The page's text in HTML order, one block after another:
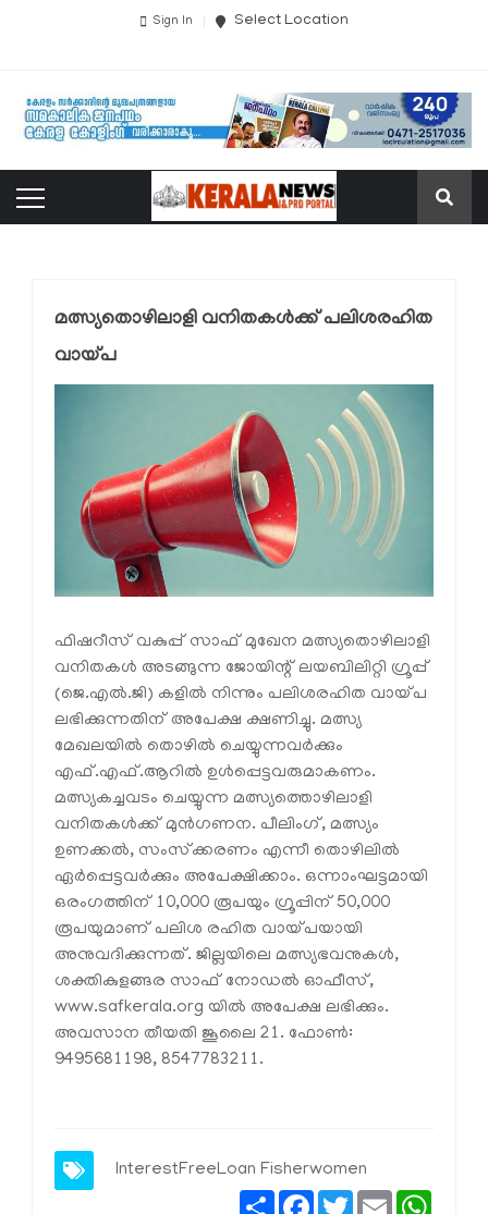
Sign In Select Location
മത്സ്യതൊഴിലാളി വനിതകൾക്ക് പലിശരഹിത
വായ്പ
ഫിഷറീസ് വകുപ്പ് സാഫ് മുഖേന മത്സ്യതൊഴിലാളി
വനിതകൾ അടങ്ങുന്ന ജോയിന്റ് ലയബിലിറ്റി ഗ്രൂപ്പ്
(ജെ.എൽ.ജി) കളിൽ നിന്നും പലിശരഹിത വായ്പ
ലഭിക്കുന്നതിന് അപേക്ഷ ക്ഷണിച്ചു. മത്സ്യ
മേഖലയിൽ തൊഴിൽ ചെയ്യുന്നവർക്കും
എഫ്.എഫ്.ആറിൽ ഉൾപ്പെട്ടവരുമാകണം.
മത്സ്യകച്ചവടം ചെയ്യുന്ന മത്സ്യത്തൊഴിലാളി
വനിതകൾക്ക് മുൻഗണന. പീലിംഗ്, മത്സ്യം
ഉണക്കൽ, സംസ്‌ക്കരണം എന്നീ തൊഴിലിൽ
ഏർപ്പെട്ടവർക്കും അപേക്ഷിക്കാം. ഒന്നാംഘട്ടമായി
ഒരംഗത്തിന് 10,000 രൂപയും ഗ്രൂപ്പിന് 50,000
രൂപയുമാണ് പലിശ രഹിത വായ്പയായി
അനുവദിക്കുന്നത്. ജില്ലയിലെ മത്സ്യഭവനുകൾ,
ശക്തികുളങ്ങര സാഫ് നോഡൽ ഓഫീസ്,
www.safkerala.org യിൽ അപേക്ഷ ലഭിക്കും.
അവസാന തീയതി ജൂലൈ 21. ഫോൺ:
9495681198, 8547783211.
InterestFreeLoan Fisherwomen
ShareFacebook
TwitterEmail